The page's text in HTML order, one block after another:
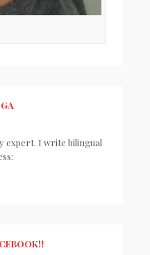
expert. I write bilingual